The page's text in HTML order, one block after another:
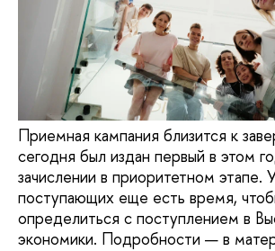
Приемная кампания близится к
сегодня был издан первый в этом
зачислении в приоритетном этапе.
поступающих еще есть время,
определиться с поступлением в
экономики. Подробности — в